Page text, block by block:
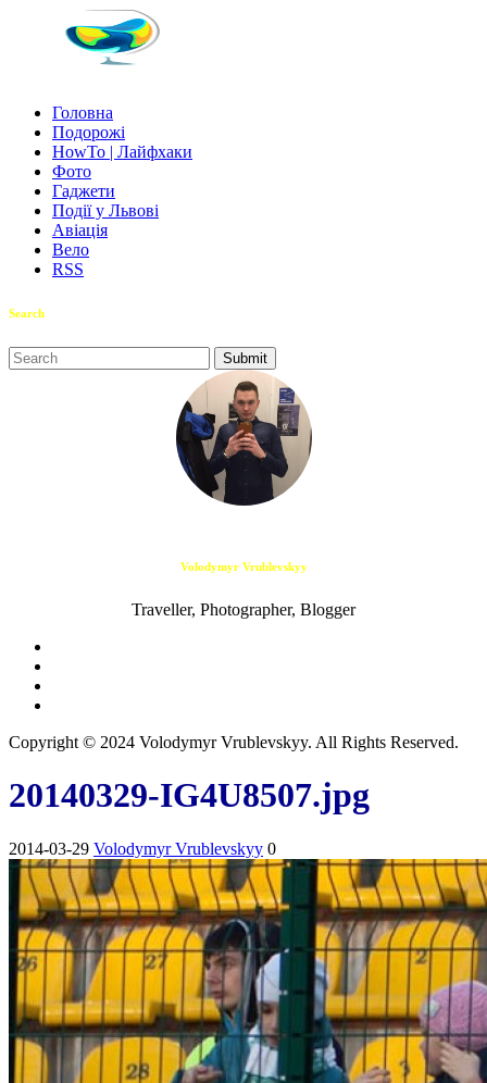
Головна
Подорожі
HowTo | Лайфхаки
Фото
Гаджети
Події у Львові
Авіація
Вело
RSS
Search
Volodymyr Vrublevskyy
Traveller, Photographer, Blogger
Copyright © 2024 Volodymyr Vrublevskyy. All Rights Reserved.
20140329-IG4U8507.jpg
2014-03-29 Volodymyr Vrublevskyy 0